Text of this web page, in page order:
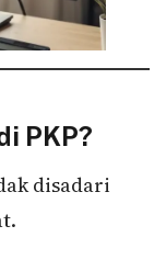
PKP?
disadari